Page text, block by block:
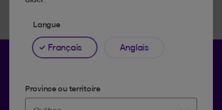
Langue
Français Anglais
Province ou territoire